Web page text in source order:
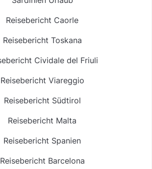
Reisebericht Caorle
Reisebericht Toskana
Cividale del Friuli
Reisebericht Viareggio
Reisebericht Südtirol
Reisebericht Malta
Reisebericht Spanien
Reisebericht Barcelona